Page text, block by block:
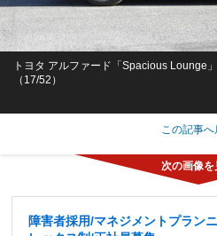
トヨタ アルファード「Spacious Lounge
（17/52）
この記事へ
障害者採用/マネジメントプラン